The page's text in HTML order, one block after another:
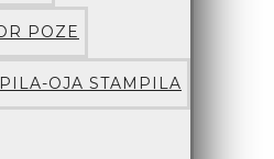
POZE
OJA STAMPILA